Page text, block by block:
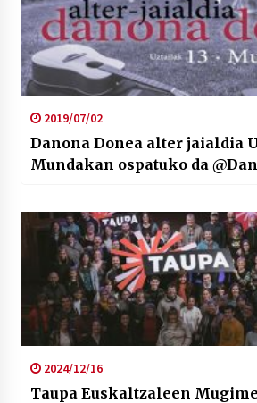
2019/07/02
Danona Donea alter jaialdia
Mundakan ospatuko da
2024/12/16
Taupa Euskaltzaleen